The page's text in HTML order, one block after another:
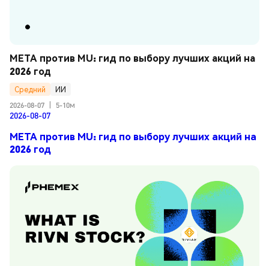
META против MU: гид по выбору лучших акций на
2026 год
Средний
ИИ
2026-08-07
5-10м
2026-08-07
META против MU: гид по выбору лучших акций на
2026 год